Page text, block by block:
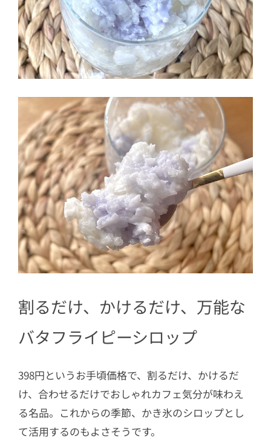
割るだけ、かけるだけ、万能な
バタフライピーシロップ
398円というお手頃価格で、割るだけ、かけるだ
け、合わせるだけでおしゃれカフェ気分が味わえ
る名品。これからの季節、かき氷のシロップとし
て活用するのもよさそうです。